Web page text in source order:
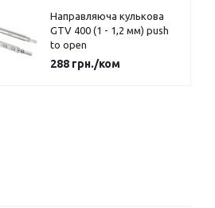
Направляюча кулькова
GTV 400 (1 - 1,2 мм) push
to open
288грн./ком